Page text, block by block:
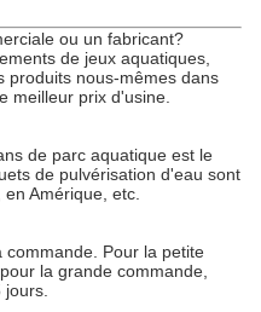
ou un fabricant?
de jeux aquatiques,
produits nous-mêmes dans
meilleur prix d'usine.
de parc aquatique est le
de pulvérisation d'eau sont
Amérique, etc.
Pour la petite
la grande commande,
jours.